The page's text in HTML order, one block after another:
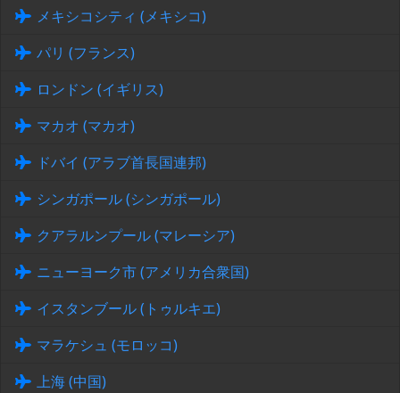
メキシコシティ (メキシコ)
パリ (フランス)
ロンドン (イギリス)
マカオ (マカオ)
ドバイ (アラブ首長国連邦)
シンガポール (シンガポール)
クアラルンプール (マレーシア)
ニューヨーク市 (アメリカ合衆国)
イスタンブール (トゥルキエ)
マラケシュ (モロッコ)
上海 (中国)